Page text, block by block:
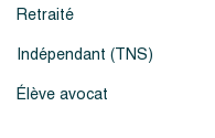
Retraité
Indépendant (TNS)
Élève avocat